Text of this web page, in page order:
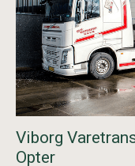
Viborg
Opter